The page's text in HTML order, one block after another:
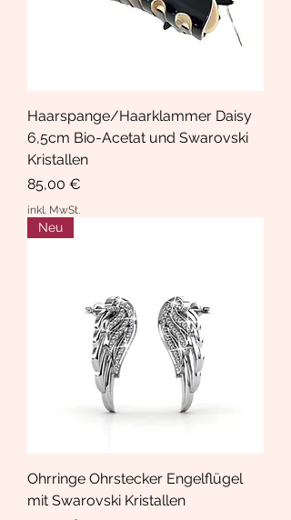
Haarspange/Haarklammer Daisy
6,5cm Bio-Acetat und Swarovski
Kristallen
Preis
85,00 €
inkl. MwSt.
Neu
Ohrringe Ohrstecker Engelflügel
mit Swarovski Kristallen